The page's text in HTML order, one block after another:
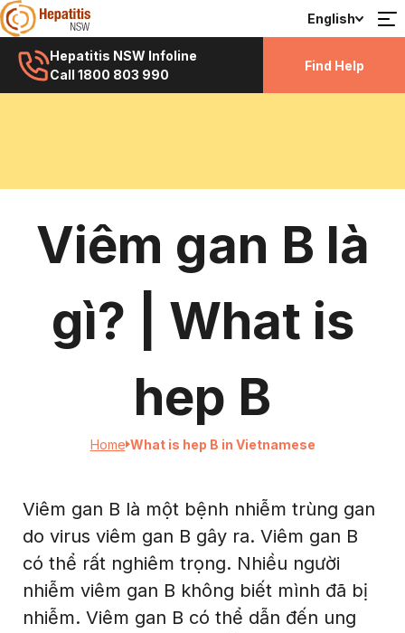
English
Hepatitis NSW Infoline
Call 1800 803 990
Find Help
Viêm gan B là
gì? | What is
hep B
Home What is hep B in Vietnamese
Viêm gan B là một bệnh nhiễm trùng gan
do virus viêm gan B gây ra. Viêm gan B
có thể rất nghiêm trọng. Nhiều người
nhiễm viêm gan B không biết mình đã bị
nhiễm. Viêm gan B có thể dẫn đến ung